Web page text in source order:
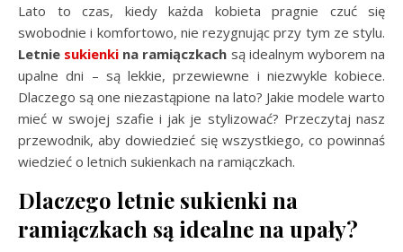
Lato to czas, kiedy każda kobieta pragnie czuć się
swobodnie i komfortowo, nie rezygnując przy tym ze stylu.
Letnie sukienki na ramiączkach są idealnym wyborem na
upalne dni – są lekkie, przewiewne i niezwykle kobiece.
Dlaczego są one niezastąpione na lato? Jakie modele warto
mieć w swojej szafie i jak je stylizować? Przeczytaj nasz
przewodnik, aby dowiedzieć się wszystkiego, co powinnaś
wiedzieć o letnich sukienkach na ramiączkach.
Dlaczego letnie sukienki na
ramiączkach są idealne na upały?